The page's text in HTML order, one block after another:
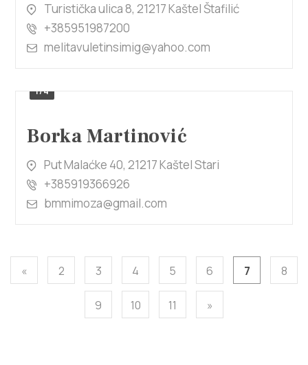
Turistička ulica 8, 21217 Kaštel Štafilić
+385951987200
melitavuletinsimig@yahoo.com
1/4
Borka Martinović
Put Malaćke 40, 21217 Kaštel Stari
+385919366926
bmmimoza@gmail.com
« 2 3 4 5 6 7 8
9 10 11 »